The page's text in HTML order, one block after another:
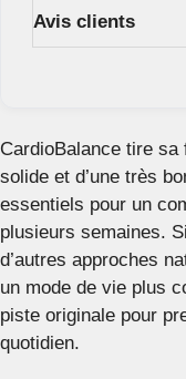
Avis clients
CardioBalance tire sa
solide et d’une très
essentiels pour un
plusieurs semaines.
d’autres approches
un mode de vie plus
piste originale pour
quotidien.